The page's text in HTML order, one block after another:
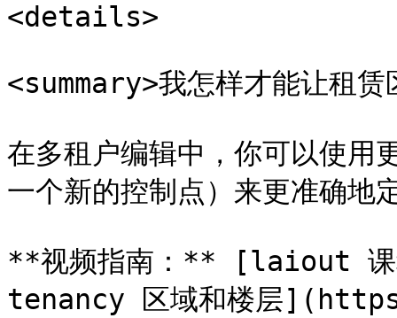
<details>
<summary>我怎样才能让租
在多租户编辑中，你可以使用
一个新的控制点）来更准确地
**视频指南：** [laiout
tenancy 区域和楼层